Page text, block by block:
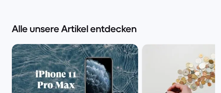
Alle unsere Artikel entdecken